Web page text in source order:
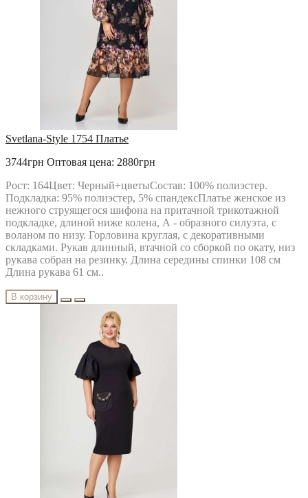
Svetlana-Style 1754 Платье
3744грн Оптовая цена: 2880грн
Рост: 164Цвет: Черный+цветыСостав: 100% полиэстер.
Подкладка: 95% полиэстер, 5% спандексПлатье женское из
нежного струящегося шифона на притачной трикотажной
подкладке, длиной ниже колена, А - образного силуэта, с
воланом по низу. Горловина круглая, с декоративными
складками. Рукав длинный, втачной со сборкой по окату, низ
рукава собран на резинку. Длина середины спинки 108 см
Длина рукава 61 см..
В корзину